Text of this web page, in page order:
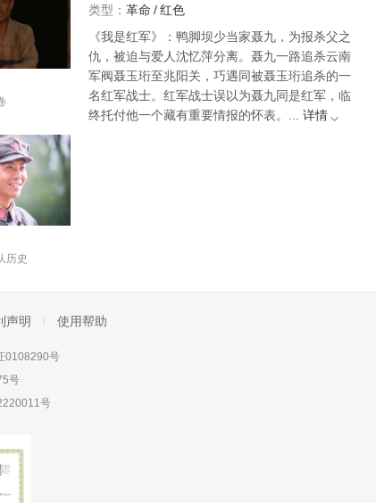
历史
类型： 革命 /红色
《我是红军》：鸭脚坝少当家聂九，为报杀父之
仇，被迫与爱人沈忆萍分离。聂九一路追杀云南
军阀聂玉珩至兆阳关，巧遇同被聂玉珩追杀的一
名红军战士。红军战士误以为聂九同是红军，临
终托付他一个藏有重要情报的怀表。...
详情
声明 使用帮助
0108290号
号
号